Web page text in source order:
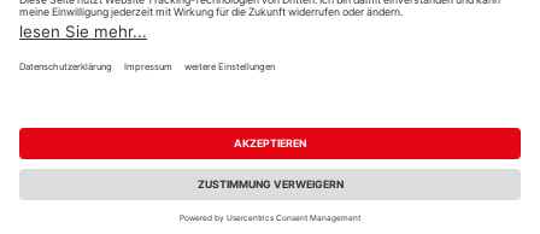
Versand
Impressum AGB Widerruf
Datenschutz
Reservierungsbedingungen
Vertrag widerrufen